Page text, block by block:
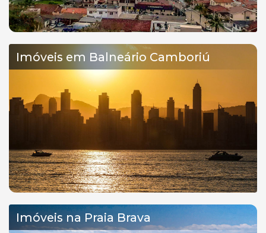
Imóveis em Balneário Camboriú
Imóveis na Praia Brava